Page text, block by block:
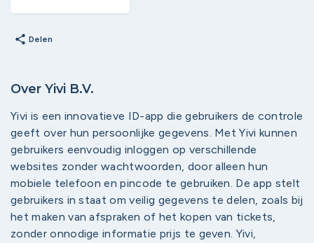
share Delen
Over Yivi B.V.
Yivi is een innovatieve ID-app die gebruikers de controle
geeft over hun persoonlijke gegevens. Met Yivi kunnen
gebruikers eenvoudig inloggen op verschillende
websites zonder wachtwoorden, door alleen hun
mobiele telefoon en pincode te gebruiken. De app stelt
gebruikers in staat om veilig gegevens te delen, zoals bij
het maken van afspraken of het kopen van tickets,
zonder onnodige informatie prijs te geven. Yivi,